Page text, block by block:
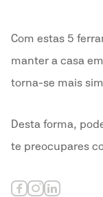
Com estas 5
manter a casa
torna-se mais
Desta forma,
te preocupares